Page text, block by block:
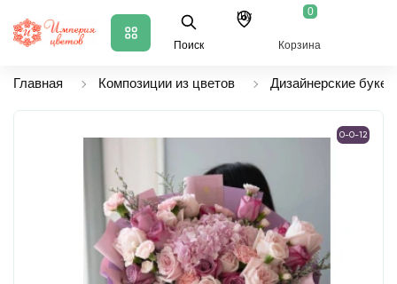
Поиск
Шу 0
Корзина
Главная Композиции из цветов Дизайнерские
0-0-12